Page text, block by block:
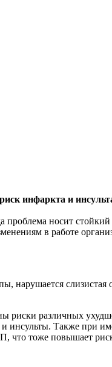
инфаркта и
носит стойкий
в работе
риски различных
инсульты. Также при
что тоже повышает